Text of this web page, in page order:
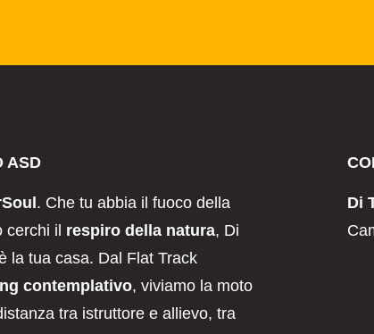
ASD
. Che tu abbia il fuoco della
cerchi il respiro della natura, Di
la tua casa. Dal Flat Track
contemplativo, viviamo la moto
tra istruttore e allievo, tra
Di